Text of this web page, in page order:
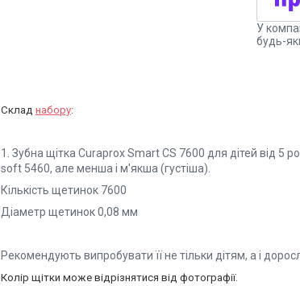
У
будь-
Склад набору:
1. Зубна щітка Curaprox Smart CS 7600 для дітей від 5
soft 5460, але менша і м'якша (густіша).
Кількість щетинок 7600
Діаметр щетинок 0,08 мм
Рекомендують випробувати її не тільки дітям, а і
Колір щітки може відрізнятися від фотографії.